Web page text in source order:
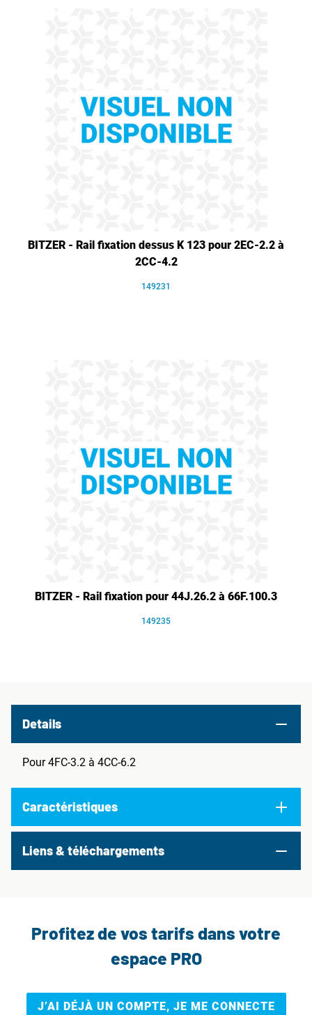
BITZER - Rail fixation dessus K 123 pour 2EC-2.2 à
2CC-4.2
149231
BITZER - Rail fixation pour 44J.26.2 à 66F.100.3
149235
Details
Pour 4FC-3.2 à 4CC-6.2
Caractéristiques
Liens & téléchargements
Profitez de vos tarifs dans votre
espace PRO
J’AI DÉJÀ UN COMPTE, JE ME CONNECTE